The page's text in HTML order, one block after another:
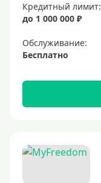
Кредитный лимит:
до 1 000 000 ₽
Обслуживание:
Бесплатно